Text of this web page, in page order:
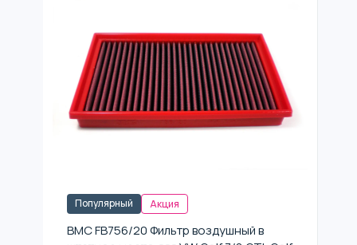
Популярный Акция
BMC FB756/20 Фильтр воздушный в